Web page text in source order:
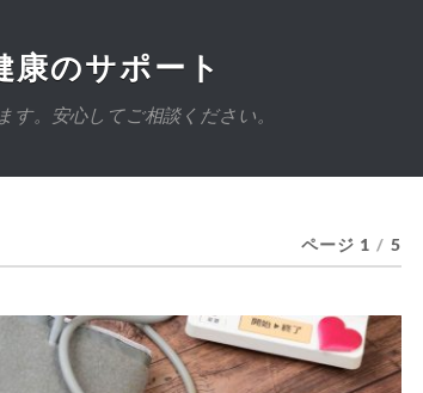
康のサポート
。安心してご相談ください。
ページ 1 / 5